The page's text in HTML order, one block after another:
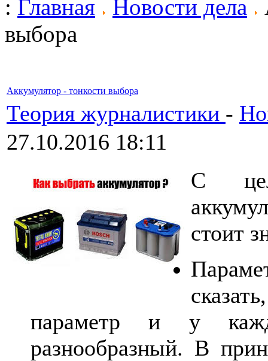
: Главная Новости дела
выбора
Аккумулятор - тонкости выбора
Теория журналистики -
27.10.2016 18:11
С
стоит
параметр и у
разнообразный. В